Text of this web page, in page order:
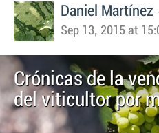
Daniel Martínez
Sep 13, 2015 at
Crónicas de la
del viticultor por